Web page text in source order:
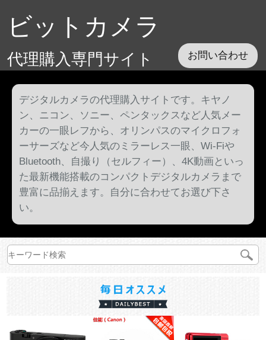
ビットカメラ
代理購入専門サイト お問い合わせ
デジタルカメラの代理購入サイトです。キヤノ
ン、ニコン、ソニー、ペンタックスなど人気メー
カーの一眼レフから、オリンパスのマイクロフォ
ーサーズなど今人気のミラーレス一眼、Wi-Fiや
Bluetooth、自撮り（セルフィー）、4K動画といっ
た最新機能搭載のコンパクトデジタルカメラまで
豊富に品揃えます。自分に合わせてお選び下さ
い。